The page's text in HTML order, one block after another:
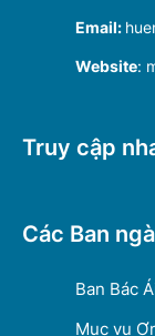
Email:
Website:
Truy cập
Các Ban
Ban Bác
Mục vụ